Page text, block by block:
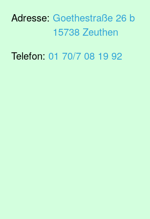
Adresse: Goethestraße 26 b
15738 Zeuthen
Telefon: 01 70/7 08 19 92